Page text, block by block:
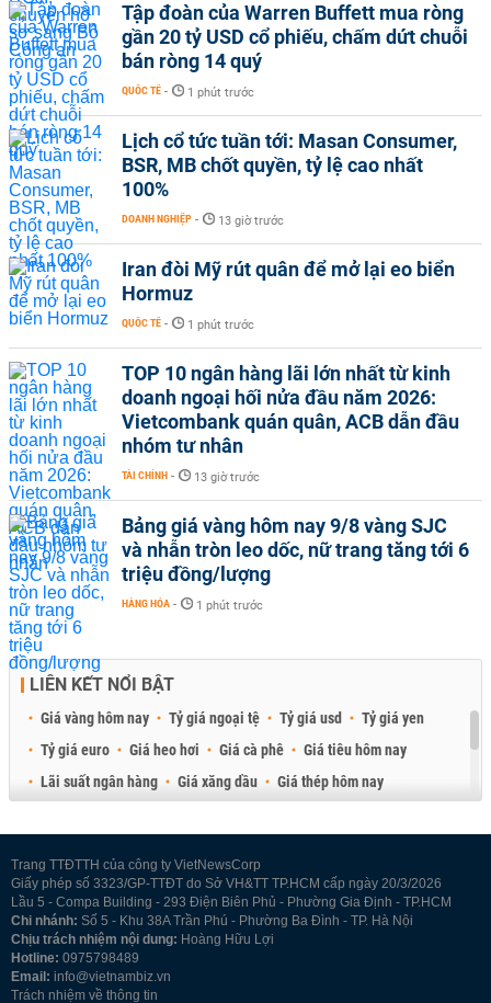
Tập đoàn của Warren Buffett mua ròng
gần 20 tỷ USD cổ phiếu, chấm dứt chuỗi
bán ròng 14 quý
QUỐC TẾ - 1 phút trước
Lịch cổ tức tuần tới: Masan Consumer,
BSR, MB chốt quyền, tỷ lệ cao nhất
100%
DOANH NGHIỆP - 13 giờ trước
Iran đòi Mỹ rút quân để mở lại eo biển
Hormuz
QUỐC TẾ - 1 phút trước
TOP 10 ngân hàng lãi lớn nhất từ kinh
doanh ngoại hối nửa đầu năm 2026:
Vietcombank quán quân, ACB dẫn đầu
nhóm tư nhân
TÀI CHÍNH - 13 giờ trước
Bảng giá vàng hôm nay 9/8 vàng SJC
và nhẫn tròn leo dốc, nữ trang tăng tới 6
triệu đồng/lượng
HÀNG HÓA - 1 phút trước
LIÊN KẾT NỔI BẬT
Giá vàng hôm nay Tỷ giá ngoại tệ Tỷ giá usd
Tỷ giá yen
Tỷ giá euro
Giá heo hơi Giá cà phê
Giá tiêu hôm nay
Lãi suất ngân hàng
Giá xăng dầu
Giá thép hôm nay
Trang TTĐTTH của công ty VietNewsCorp
Giấy phép số 3323/GP-TTĐT do Sở VH&TT TP.HCM cấp ngày 20/3/2026
Lầu 5 - Compa Building - 293 Điện Biên Phủ - Phường Gia Định - TP.HCM
Chi nhánh: Số 5 - Khu 38A Trần Phú - Phường Ba Đình - TP. Hà Nội
Chịu trách nhiệm nội dung: Hoàng Hữu Lợi
Hotline: 0975798489
Email: info@vietnambiz.vn
Trách nhiệm về thông tin